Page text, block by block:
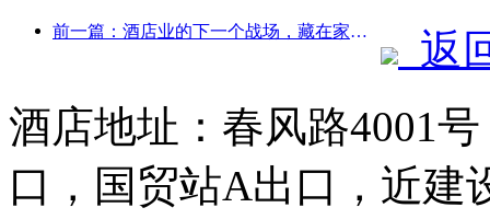
前一篇：酒店业的下一个战场，藏在家具的可持续基因里
返
酒店地址：春风路4001
口，国贸站A出口，近建